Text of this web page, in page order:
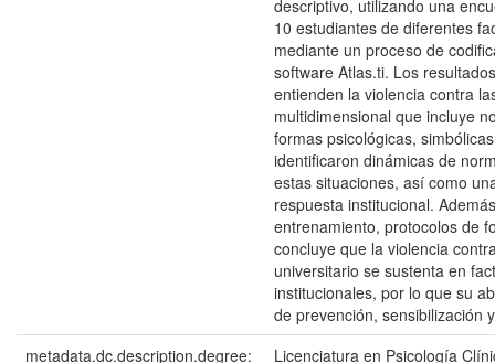
descriptivo, utilizando una
10 estudiantes de diferentes
mediante un proceso de
software Atlas.ti. Los
entienden la violencia contra
multidimensional que incluye
formas psicológicas,
identificaron dinámicas de
estas situaciones, así como
respuesta institucional.
entrenamiento, protocolos de
concluye que la violencia
universitario se sustenta en
institucionales, por lo que su
de prevención, sensibilización
metadata.dc.description.degree:
Licenciatura en Psicología